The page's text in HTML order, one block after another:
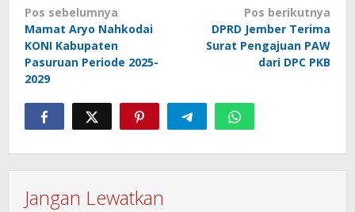
Navigasi
pos
Pos sebelumnya
Mamat Aryo Nahkodai
KONI Kabupaten
Pasuruan Periode 2025-
2029
Pos berikutnya
DPRD Jember Terima
Surat Pengajuan PAW
dari DPC PKB
Jangan Lewatkan